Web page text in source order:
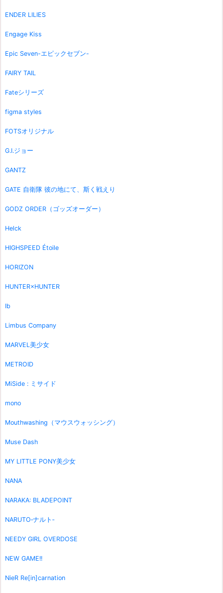
ENDER LILIES
Engage Kiss
Epic Seven-エピックセブン-
FAIRY TAIL
Fateシリーズ
figma styles
FOTSオリジナル
G.I.ジョー
GANTZ
GATE 自衛隊 彼の地にて、斯く戦えり
GODZ ORDER（ゴッズオーダー）
Helck
HIGHSPEED Étoile
HORIZON
HUNTER×HUNTER
Ib
Limbus Company
MARVEL美少女
METROID
MiSide : ミサイド
mono
Mouthwashing（マウスウォッシング）
Muse Dash
MY LITTLE PONY美少女
NANA
NARAKA: BLADEPOINT
NARUTO‐ナルト‐
NEEDY GIRL OVERDOSE
NEW GAME!!
NieR Re[in]carnation